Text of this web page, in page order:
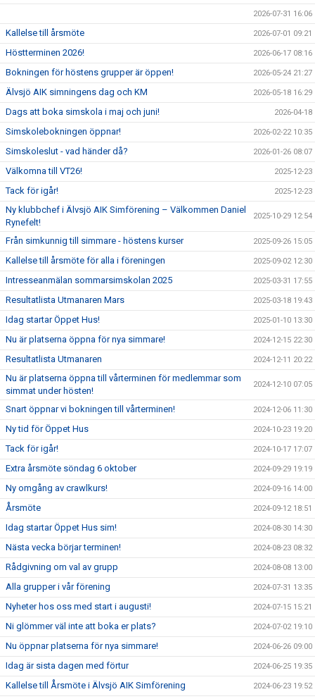
2026-07-31 16:06
Kallelse till årsmöte 2026-07-01 09:21
Höstterminen 2026! 2026-06-17 08:16
Bokningen för höstens grupper är öppen! 2026-05-24 21:27
Älvsjö AIK simningens dag och KM 2026-05-18 16:29
Dags att boka simskola i maj och juni! 2026-04-18
Simskolebokningen öppnar! 2026-02-22 10:35
Simskoleslut - vad händer då? 2026-01-26 08:07
Välkomna till VT26! 2025-12-23
Tack för igår! 2025-12-23
Ny klubbchef i Älvsjö AIK Simförening – Välkommen Daniel
Rynefelt!
2025-10-29 12:54
Från simkunnig till simmare - höstens kurser 2025-09-26 15:05
Kallelse till årsmöte för alla i föreningen 2025-09-02 12:30
Intresseanmälan sommarsimskolan 2025 2025-03-31 17:55
Resultatlista Utmanaren Mars 2025-03-18 19:43
Idag startar Öppet Hus! 2025-01-10 13:30
Nu är platserna öppna för nya simmare! 2024-12-15 22:30
Resultatlista Utmanaren 2024-12-11 20:22
Nu är platserna öppna till vårterminen för medlemmar som
simmat under hösten!
2024-12-10 07:05
Snart öppnar vi bokningen till vårterminen! 2024-12-06 11:30
Ny tid för Öppet Hus 2024-10-23 19:20
Tack för igår! 2024-10-17 17:07
Extra årsmöte söndag 6 oktober 2024-09-29 19:19
Ny omgång av crawlkurs! 2024-09-16 14:00
Årsmöte 2024-09-12 18:51
Idag startar Öppet Hus sim! 2024-08-30 14:30
Nästa vecka börjar terminen! 2024-08-23 08:32
Rådgivning om val av grupp 2024-08-08 13:00
Alla grupper i vår förening 2024-07-31 13:35
Nyheter hos oss med start i augusti! 2024-07-15 15:21
Ni glömmer väl inte att boka er plats? 2024-07-02 19:10
Nu öppnar platserna för nya simmare! 2024-06-26 09:00
Idag är sista dagen med förtur 2024-06-25 19:35
Kallelse till Årsmöte i Älvsjö AIK Simförening 2024-06-23 19:52